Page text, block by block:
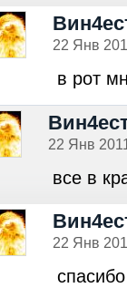
22 Янв
в рот
22 Янв
все в
22 Янв